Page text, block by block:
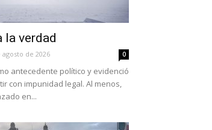
la verdad
agosto de 2026 0
antecedente político y evidenció
con impunidad legal. Al menos,
en...